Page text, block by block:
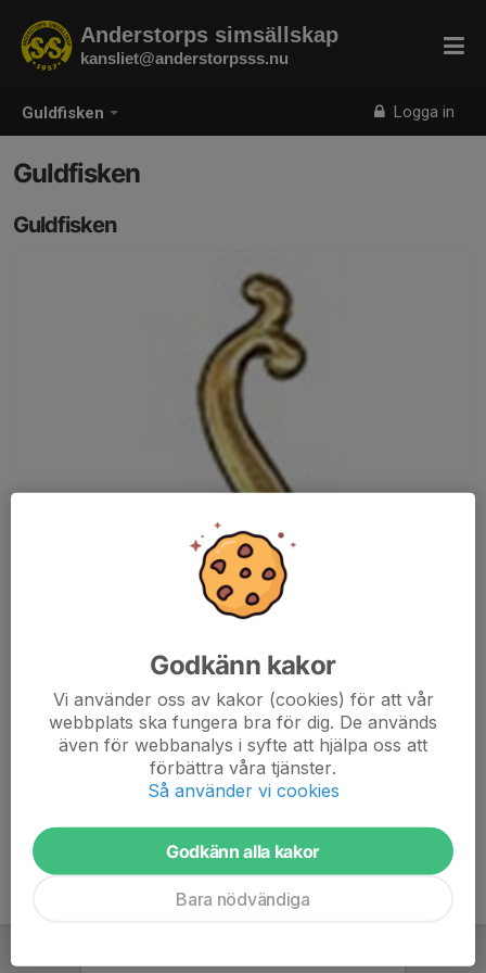
Guldfisken Logga in
Anderstorps simsällskap
kansliet@anderstorpsss.nu
Guldfisken
Guldfisken
Simma
25 meter valfritt simsätt på djupt vatten.
Godkänn kakor
Vi använder oss av kakor (cookies) för att vår
webbplats ska fungera bra för dig. De används
även för webbanalys i syfte att hjälpa oss att
förbättra våra tjänster.
Så använder vi cookies
Godkänn alla kakor
Bara nödvändiga